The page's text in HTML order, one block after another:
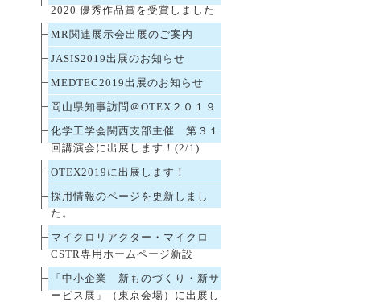
2020 優秀作品賞を受賞しました
MR関連展示会出展のご案内
JASIS2019出展のお知らせ
MEDTEC2019出展のお知らせ
岡山県知事訪問＠OTEX２０１９
化学工学会関西支部主催 第３１
回講演会に出展します！(2/1)
OTEX2019に出展します！
採用情報のページを更新しまし
た。
マイクロリアクター・マイクロ
CSTR専用ホームページ新設
「中小企業 新ものづくり・新サ
ービス展」（東京会場）に出展し